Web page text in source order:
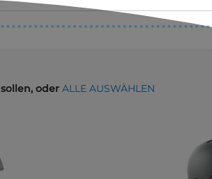
oder ALLE AUSWÄHLEN